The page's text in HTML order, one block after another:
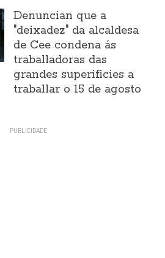
Denuncian que a
"deixadez" da alcaldesa
de Cee condena ás
traballadoras das
grandes superificies a
traballar o 15 de agosto